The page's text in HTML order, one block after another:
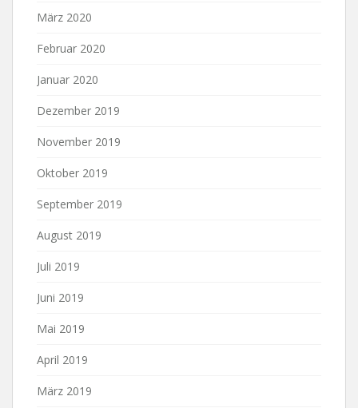
März 2020
Februar 2020
Januar 2020
Dezember 2019
November 2019
Oktober 2019
September 2019
August 2019
Juli 2019
Juni 2019
Mai 2019
April 2019
März 2019